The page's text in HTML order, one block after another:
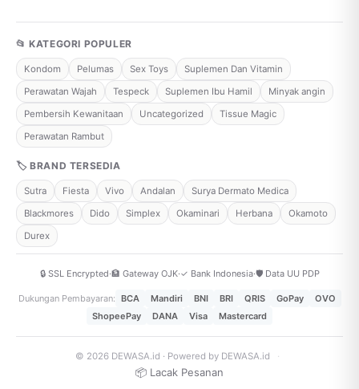
📂 KATEGORI POPULER
Kondom Pelumas Sex Toys
Suplemen Dan Vitamin
Perawatan Wajah
Tespeck Suplemen Ibu Hamil
Minyak angin
Pembersih Kewanitaan
Uncategorized
Tissue Magic
Perawatan Rambut
🏷 BRAND TERSEDIA
Sutra Fiesta Vivo Andalan
Surya Dermato Medica
Blackmores
Dido Simplex Okaminari Herbana
Okamoto
Durex
🔒 SSL Encrypted·🏦 Gateway OJK·✓ Bank Indonesia·🛡️ Data UU PDP
Dukungan Pembayaran: BCA Mandiri BNI BRI QRIS GoPay
OVO
ShopeePay
DANA Visa Mastercard
© 2026 DEWASA.id · Powered by DEWASA.id ·
📦 Lacak Pesanan